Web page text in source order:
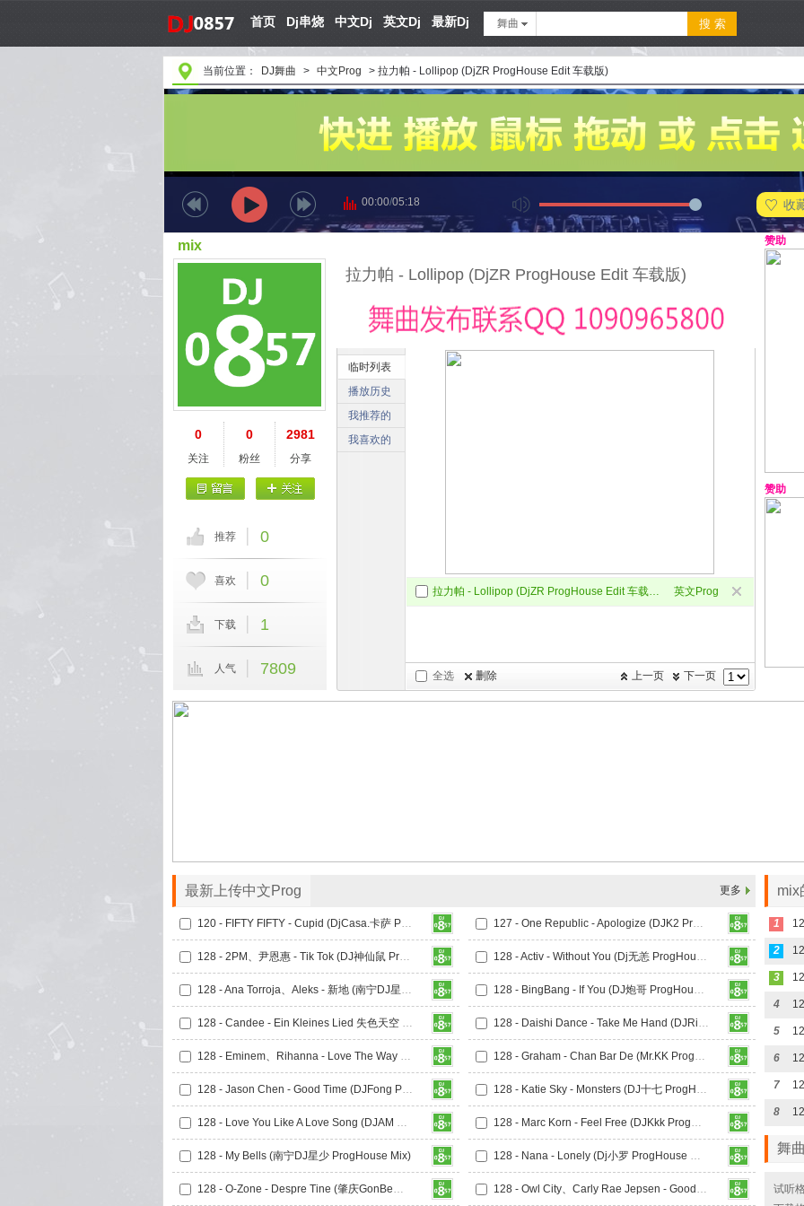
首页 Dj串烧 中文Dj 英文Dj 最新Dj 舞曲
当前位置： DJ舞曲 > 中文Prog > 拉力帕 - Lollipop (DjZR ProgHouse Edit 车载版)
收
00:00/05:18
拉力帕 - Lollipop (DjZR ProgHouse Edit 车载版)
临时列表
播放历史
我推荐的
我喜欢的
拉力帕 - Lollipop (DjZR ProgHouse Edit 车载版) 英文Prog
全选 删除 下一页
上一页
mix
0
关注
0
粉丝
2981
分享
推荐 0
喜欢 0
下载 1
人气 7809
赞助
赞助
最新上传中文Prog 更多
120 - FIFTY FIFTY - Cupid (DjCasa.卡萨 ProgHouse Mix) 127 - One Republic - Apologize (DJK2 ProgHouse Mix)
128 - 2PM、尹恩惠 - Tik Tok (DJ神仙鼠 ProgHouse Mix) 128 - Activ - Without You (Dj无恙 ProgHouse Mix 无心睡眠鼓)
128 - Ana Torroja、Aleks - 新地 (南宁DJ星少 ProgHouse Mix) 128 - BingBang - If You (DJ炮哥 ProgHouse Mix)
128 - Candee - Ein Kleines Lied 失色天空 (DJK2 ProgHouse Mix) 128 - Daishi Dance - Take Me Hand (DJRichz ProgHouse Mix)
128 - Eminem、Rihanna - Love The Way You Lie (福乍DJ阿乐 ProgHouse Mix) 128 - Graham - Chan Bar De (Mr.KK ProgHouse Mix)
128 - Jason Chen - Good Time (DJFong ProgHouse Mix) 128 - Katie Sky - Monsters (DJ十七 ProgHouse Mix)
128 - Love You Like A Love Song (DJAM ProgHouse Mix) 128 - Marc Korn - Feel Free (DJKkk ProgHouse Mix 国会鼓)
128 - My Bells (南宁DJ星少 ProgHouse Mix) 128 - Nana - Lonely (Dj小罗 ProgHouse Mix)
128 - O-Zone - Despre Tine (肇庆GonBe拾三 ProgHouse Mix) 128 - Owl City、Carly Rae Jepsen - Good Time (DJ十七 ProgHouse Mix)
mix
1
2
3
4
5
6
7
8
舞
试听